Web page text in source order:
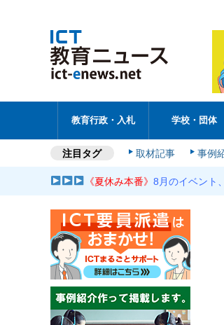
教育行政・入札 学校・団体
注目タグ 取材記事 事例
《夏休み本番》8月のイベント